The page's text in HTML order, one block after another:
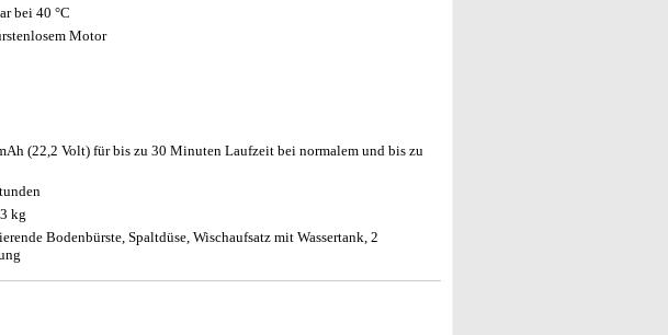
bei 40 °C
Motor
(22,2 Volt) für bis zu 30 Minuten Laufzeit bei normalem und bis zu
kg
Bodenbürste, Spaltdüse, Wischaufsatz mit Wassertank, 2